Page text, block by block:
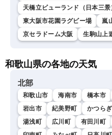
天橋立ビューランド（日本三景
東大阪市花園ラグビー場
嵐
京セラドーム大阪
生駒山上
和歌山県の各地の天気
北部
和歌山市 海南市 橋本市
岩出市
紀美野町 かつら
湯浅町
広川町 有田川町